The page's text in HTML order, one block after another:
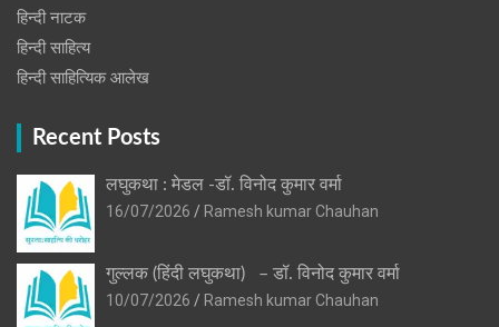
हिन्‍दी नाटक
हिन्दी साहित्य
हिन्दी साहित्यिक आलेख
Recent Posts
लघुकथा : मेडल -डॉ. विनोद कुमार वर्मा
16/07/2026
Ramesh kumar Chauhan
गुल्लक (हिंदी लघुकथा) – डॉ. विनोद कुमार वर्मा
10/07/2026
Ramesh kumar Chauhan